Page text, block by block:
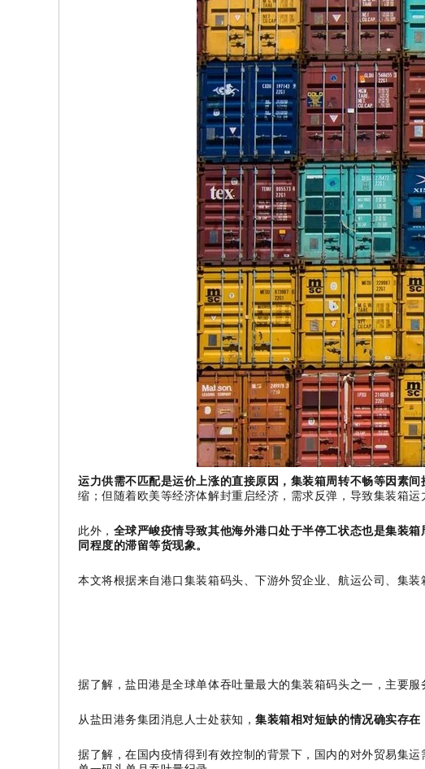
运力供需不匹配是运价上涨的直接原因，集装箱周转不畅等因素
缩；但随着欧美等经济体解封重启经济，需求反弹，导致集装箱运
此外， 全球严峻疫情导致其他海外港口处于半停工状态也是集装箱
同程度的滞留等货现象。
本文将根据来自港口集装箱码头、下游外贸企业、航运公司、集
据了解，盐田港是全球单体吞吐量最大的集装箱码头之一，主要
从盐田港务集团消息人士处获知，集装箱相对短缺的情况确实存在
据了解，在国内疫情得到有效控制的背景下，国内的对外贸易集